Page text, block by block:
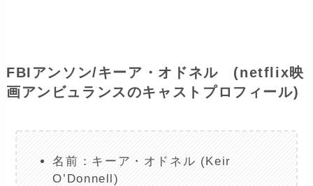
FBIアンソン/キーア・オドネル (netflix映
画アンビュランスのキャストプロフィール)
名前：キーア・オドネル (Keir
O’Donnell)